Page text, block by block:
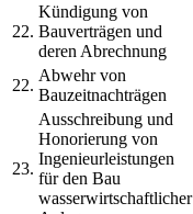
22.
Kündigung von
Bauverträgen und
deren Abrechnung
22.
Abwehr von
Bauzeitnachträgen
23.
Ausschreibung und
Honorierung von
Ingenieurleistungen
für den Bau
wasserwirtschaftlicher